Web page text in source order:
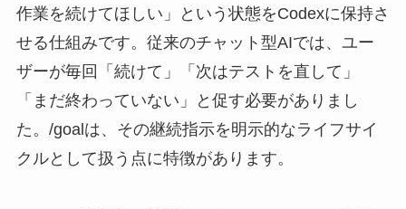
作業を続けてほしい」という状態をCodexに保持さ
せる仕組みです。従来のチャット型AIでは、ユー
ザーが毎回「続けて」「次はテストを直して」
「まだ終わっていない」と促す必要がありまし
た。/goalは、その継続指示を明示的なライフサイ
クルとして扱う点に特徴があります。